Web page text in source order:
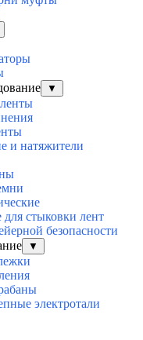
▼
и натяжители
стыковки лент
безопасности
▼
электротали